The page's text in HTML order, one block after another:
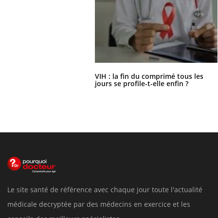
VIH : la fin du comprimé tous les
jours se profile-t-elle enfin ?
Le site santé de référence avec chaque jour toute l'actualité
médicale decryptée par des médecins en exercice et les